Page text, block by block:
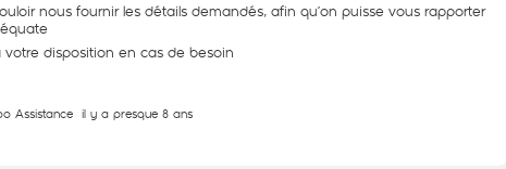
nous fournir les détails demandés, afin qu’on puisse vous rapporter
votre disposition en cas de besoin
Assistance il y a presque 8 ans